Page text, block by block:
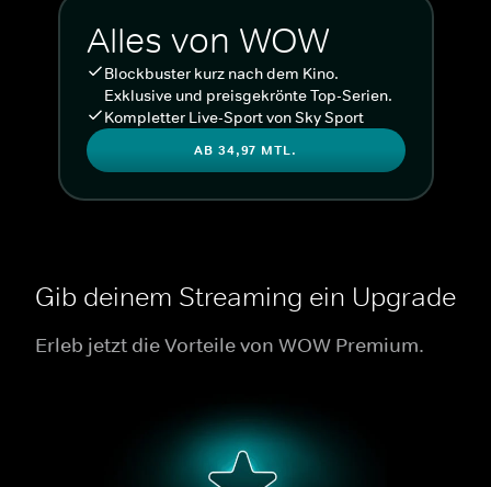
Alles von WOW
Blockbuster kurz nach dem Kino.
Exklusive und preisgekrönte Top-Serien.
Kompletter Live-Sport von Sky Sport
AB 34,97 MTL.
Gib deinem Streaming ein Upgrade
Erleb jetzt die Vorteile von WOW Premium.